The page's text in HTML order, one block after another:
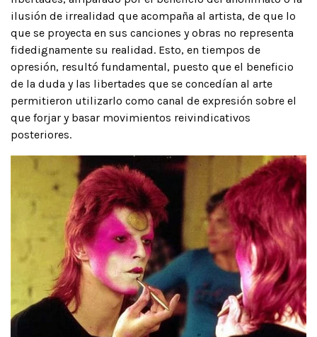
ilusión de irrealidad que acompaña al artista, de que lo
que se proyecta en sus canciones y obras no representa
fidedignamente su realidad. Esto, en tiempos de
opresión, resultó fundamental, puesto que el beneficio
de la duda y las libertades que se concedían al arte
permitieron utilizarlo como canal de expresión sobre el
que forjar y basar movimientos reivindicativos
posteriores.